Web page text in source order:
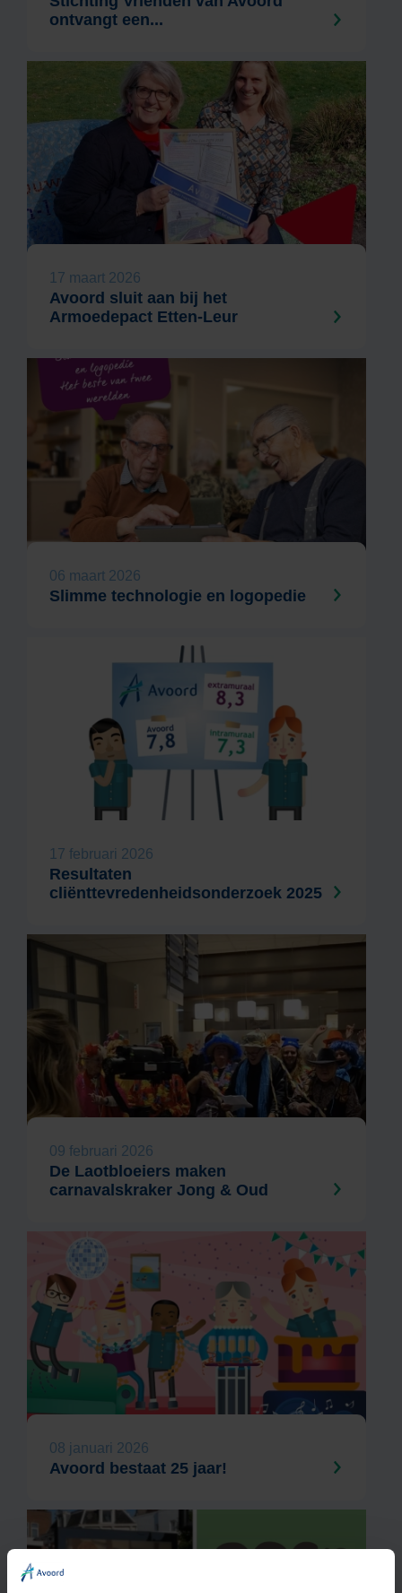
ontvangt een...
17 maart 2026
Avoord sluit aan bij het
Armoedepact Etten-Leur
06 maart 2026
Slimme technologie en logopedie
17 februari 2026
Resultaten
cliënttevredenheidsonderzoek 2025
09 februari 2026
De Laotbloeiers maken
carnavalskraker Jong & Oud
08 januari 2026
Avoord bestaat 25 jaar!